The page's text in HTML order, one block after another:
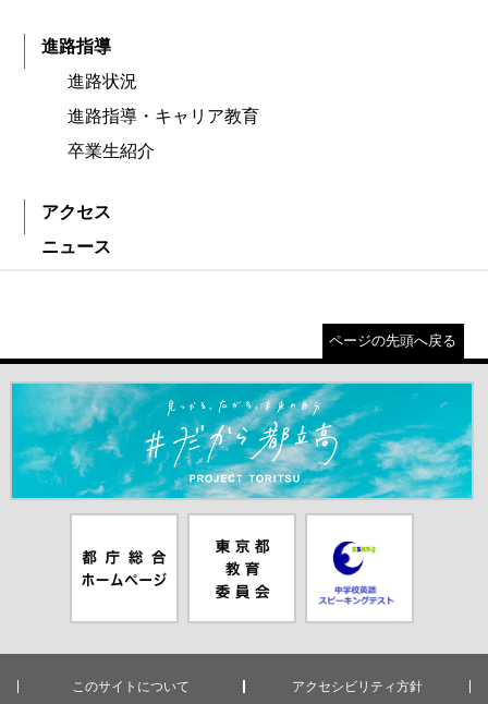
進路指導
進路状況
進路指導・キャリア教育
卒業生紹介
アクセス
ニュース
ページの先頭へ戻る
＃だから都立高（別ウインドウが開きます）
ムページ（別
ウインドウが
員会（別ウイ
ンドウが開き
ピーキングテ
スト（別ウイ
ンドウが開き
このサイトについて アクセシビリティ方針